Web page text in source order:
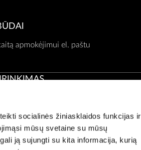
socialinės žiniasklaidos funkcijas ir
mūsų svetaine su mūsų
ją sujungti su kita informacija, kurią
apmokėjimui el. paštu
0 800 00001, (05) 2636121